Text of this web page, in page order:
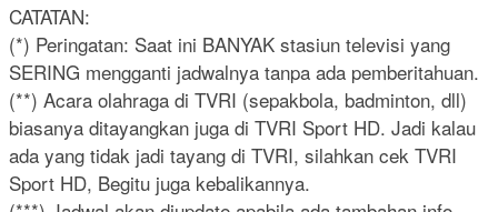
CATATAN:
(*) Peringatan: Saat ini BANYAK stasiun televisi yang
SERING mengganti jadwalnya tanpa ada pemberitahuan.
(**) Acara olahraga di TVRI (sepakbola, badminton, dll)
biasanya ditayangkan juga di TVRI Sport HD. Jadi kalau
ada yang tidak jadi tayang di TVRI, silahkan cek TVRI
Sport HD, Begitu juga kebalikannya.